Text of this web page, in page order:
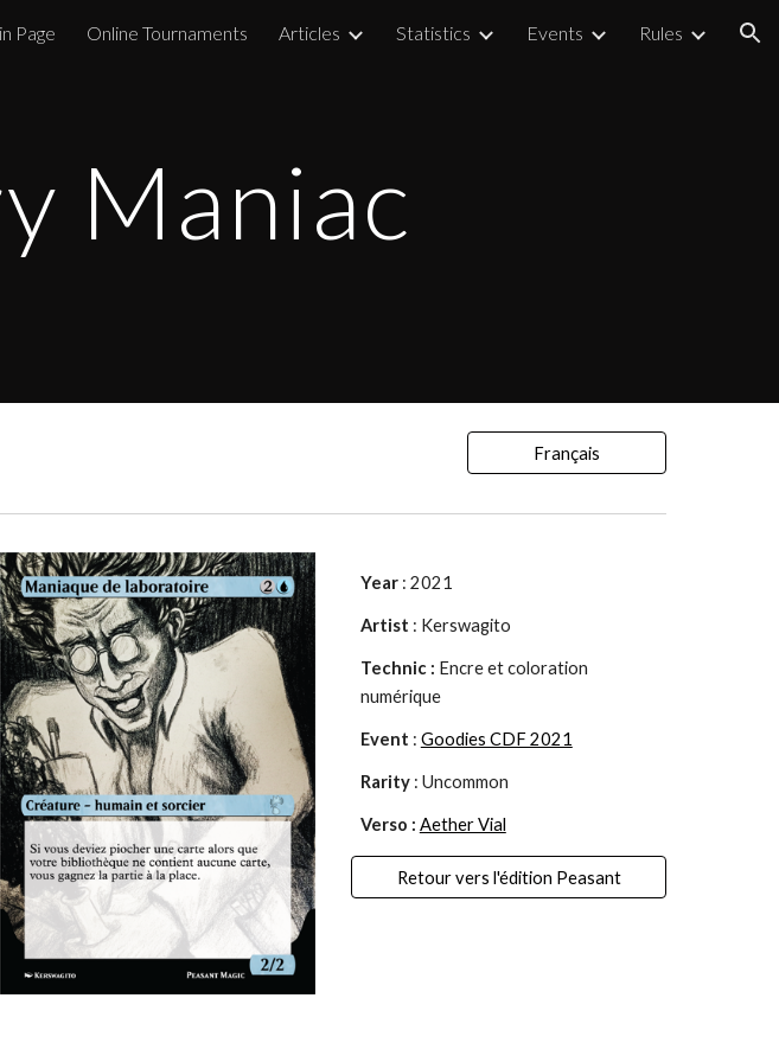
Skip to navigation
Page Online Tournaments Articles Statistics Events Rules
Maniac
Français
Year : 2021
Artist : Kerswagito
Technic : Encre et coloration
numérique
Event : Goodies CDF 2021
Rarity : Uncommon
Verso : Aether Vial
Retour vers l'édition Peasant